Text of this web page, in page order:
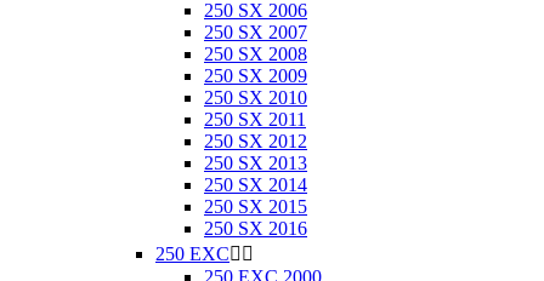
250 SX 2006
250 SX 2007
250 SX 2008
250 SX 2009
250 SX 2010
250 SX 2011
250 SX 2012
250 SX 2013
250 SX 2014
250 SX 2015
250 SX 2016
250 EXC 
250 EXC 2000